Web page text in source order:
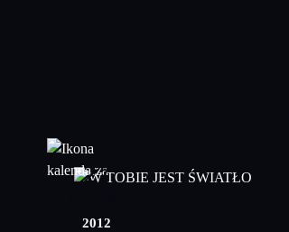
27
2012